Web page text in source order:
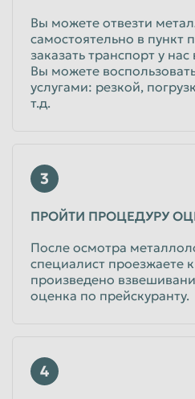
Вы можете отвезти
самостоятельно в пункт
заказать транспорт у
Вы можете
услугами: резкой,
т.д.
3
ПРОЙТИ ПРОЦЕДУРУ
После осмотра
специалист проезжаете
произведено
оценка по прейскуранту.
4